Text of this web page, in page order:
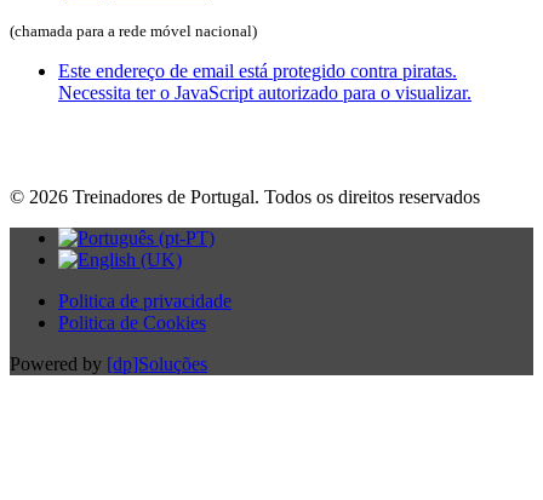
(chamada para a rede móvel nacional)
Este endereço de email está protegido contra piratas.
Necessita ter o JavaScript autorizado para o visualizar.
© 2026 Treinadores de Portugal. Todos os direitos reservados
Politica de privacidade
Politica de Cookies
Powered by [dp]Soluções